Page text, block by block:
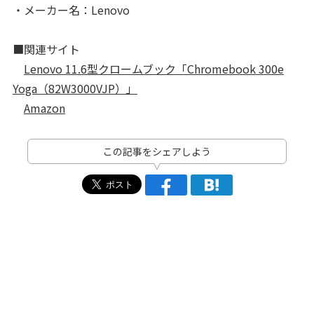
・メーカー名：Lenovo
■関連サイト
Lenovo 11.6型クロームブック「Chromebook 300e
Yoga（82W3000VJP）」
Amazon
この記事をシェアしよう